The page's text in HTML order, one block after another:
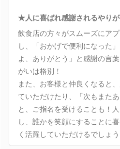
★人に喜ばれ感謝されるやり
飲食店の方々がスムーズにア
し、「おかげで便利になった
よ、ありがとう」と感謝の言
がいは格別！
また、お客様と仲良くなると
ていただけたり、「次もまた
と、ご指名を受けることも！
し、誰かを笑顔にすることに
く活躍していただけるでしょう